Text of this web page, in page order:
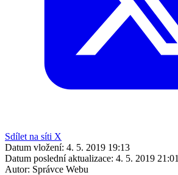
Sdílet na síti X
Datum vložení: 4. 5. 2019 19:13
Datum poslední aktualizace: 4. 5. 2019 21:01
Autor: Správce Webu